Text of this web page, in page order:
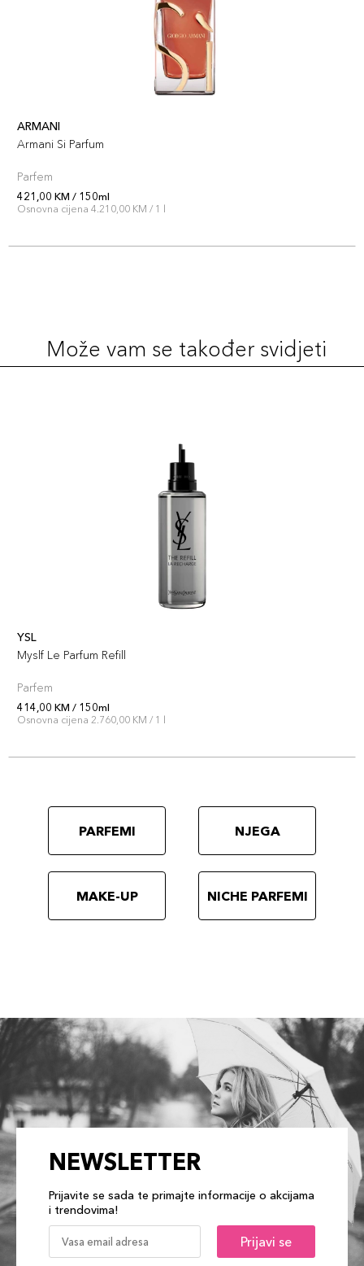
ARMANI
Armani Si Parfum
Parfem
421,00 KM / 150ml
Osnovna cijena 4.210,00 KM / 1 l
Može vam se također svidjeti
YSL
Myslf Le Parfum Refill
Parfem
414,00 KM / 150ml
Osnovna cijena 2.760,00 KM / 1 l
PARFEMI NJEGA
MAKE-UP NICHE PARFEMI
NEWSLETTER
Prijavite se sada te primajte informacije o akcijama
i trendovima!
Prijavi se